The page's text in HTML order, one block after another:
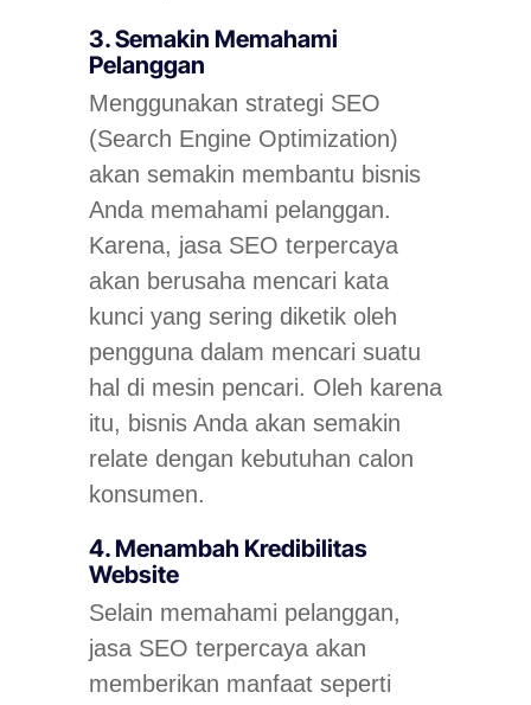
3. Semakin Memahami
Pelanggan
Menggunakan strategi SEO
(Search Engine Optimization)
akan semakin membantu bisnis
Anda memahami pelanggan.
Karena, jasa SEO terpercaya
akan berusaha mencari kata
kunci yang sering diketik oleh
pengguna dalam mencari suatu
hal di mesin pencari. Oleh karena
itu, bisnis Anda akan semakin
relate dengan kebutuhan calon
konsumen.
4. Menambah Kredibilitas
Website
Selain memahami pelanggan,
jasa SEO terpercaya akan
memberikan manfaat seperti